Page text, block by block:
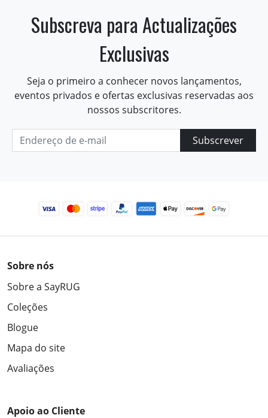
Subscreva para Actualizações
Exclusivas
Seja o primeiro a conhecer novos lançamentos,
eventos privados e ofertas exclusivas reservadas aos
nossos subscritores.
Subscrever
Sobre nós
Sobre a SayRUG
Coleções
Blogue
Mapa do site
Avaliações
Apoio ao Cliente